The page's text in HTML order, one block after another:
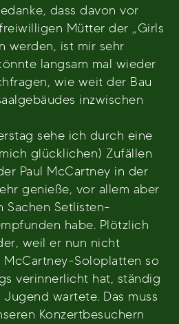
dass davon vor
Mütter der „Girls
werden, ist mir sehr
langsam mal wieder
wie weit der Bau
inzwischen
sehe ich durch eine
glücklichen) Zufällen
Paul McCartney in der
genieße, vor allem aber
Sachen Setlisten-
habe. Plötzlich
weil er nun nicht
Soloplatten so
verinnerlicht hat, ständig
wartete. Das muss
Konzertbesuchern